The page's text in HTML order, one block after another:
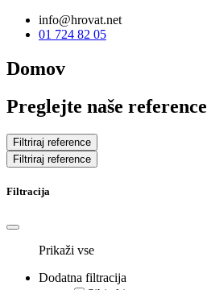
info@hrovat.net
01 724 82 05
Domov
Preglejte naše reference
Filtriraj reference
Filtriraj reference
Filtracija
Prikaži vse
Dodatna filtracija